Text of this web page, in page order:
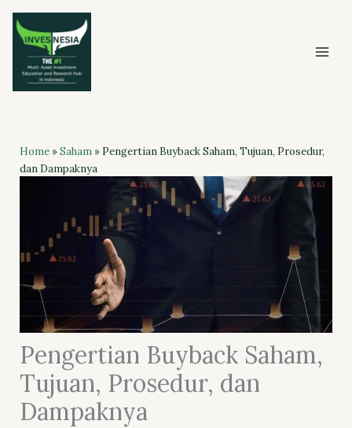
Skip
content
Home»Saham» Pengertian Buyback Saham, Tujuan, Prosedur,
dan Dampaknya
Pengertian Buyback Saham,
Tujuan, Prosedur, dan
Dampaknya